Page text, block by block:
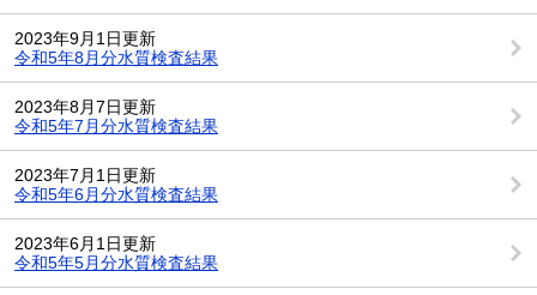
2023年9月1日更新
令和5年8月分水質検査結果
2023年8月7日更新
令和5年7月分水質検査結果
2023年7月1日更新
令和5年6月分水質検査結果
2023年6月1日更新
令和5年5月分水質検査結果